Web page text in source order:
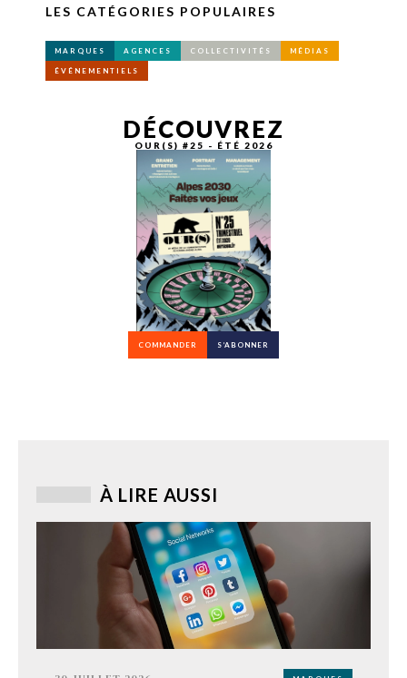
LES CATÉGORIES POPULAIRES
MARQUES AGENCES COLLECTIVITÉS MÉDIAS
ÉVÉNEMENTIELS
DÉCOUVREZ
OUR(S) #25 - ÉTÉ 2026
COMMANDER S’ABONNER
À LIRE AUSSI